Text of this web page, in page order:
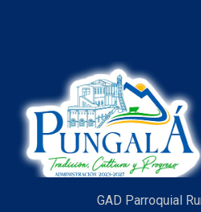
GAD Parroquial